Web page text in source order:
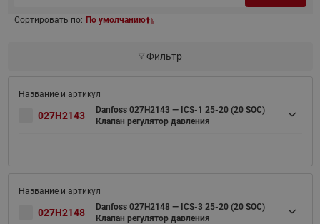
Сортировать по: По умолчанию
Фильтр
027H2143
Danfoss 027H2143 — ICS-1 25-20 (20 SOC)
Клапан регулятор давления
027H2148
Danfoss 027H2148 — ICS-3 25-20 (20 SOC)
Клапан регулятор давления